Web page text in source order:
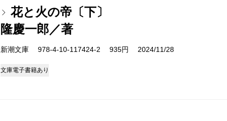
花と火の帝〔下〕
隆慶一郎／著
新潮文庫 978-4-10-117424-2 935円 2024/11/28
文庫電子書籍あり